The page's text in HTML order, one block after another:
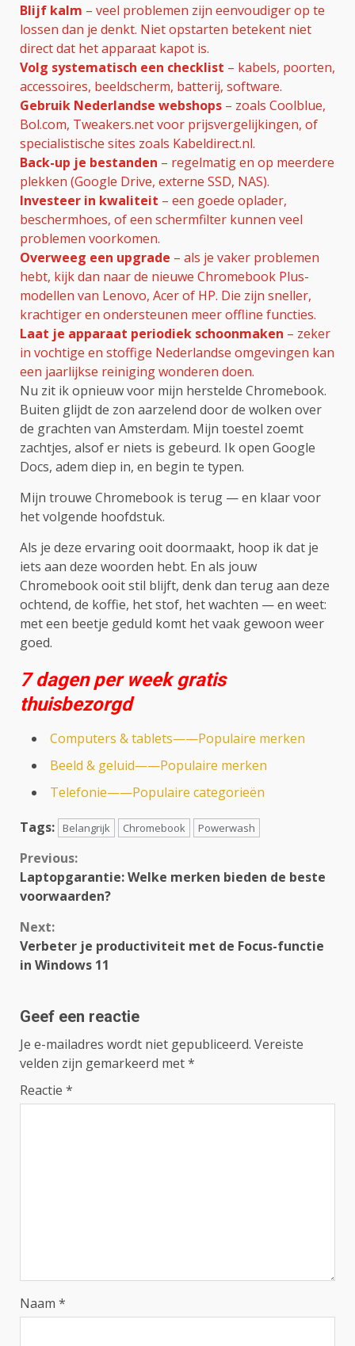
Blijf kalm – veel problemen zijn eenvoudiger op te
lossen dan je denkt. Niet opstarten betekent niet
direct dat het apparaat kapot is.
Volg systematisch een checklist – kabels, poorten,
accessoires, beeldscherm, batterij, software.
Gebruik Nederlandse webshops – zoals Coolblue,
Bol.com, Tweakers.net voor prijsvergelijkingen, of
specialistische sites zoals Kabeldirect.nl.
Back-up je bestanden – regelmatig en op meerdere
plekken (Google Drive, externe SSD, NAS).
Investeer in kwaliteit – een goede oplader,
beschermhoes, of een schermfilter kunnen veel
problemen voorkomen.
Overweeg een upgrade – als je vaker problemen
hebt, kijk dan naar de nieuwe Chromebook Plus-
modellen van Lenovo, Acer of HP. Die zijn sneller,
krachtiger en ondersteunen meer offline functies.
Laat je apparaat periodiek schoonmaken – zeker
in vochtige en stoffige Nederlandse omgevingen kan
een jaarlijkse reiniging wonderen doen.
Nu zit ik opnieuw voor mijn herstelde Chromebook.
Buiten glijdt de zon aarzelend door de wolken over
de grachten van Amsterdam. Mijn toestel zoemt
zachtjes, alsof er niets is gebeurd. Ik open Google
Docs, adem diep in, en begin te typen.
Mijn trouwe Chromebook is terug — en klaar voor
het volgende hoofdstuk.
Als je deze ervaring ooit doormaakt, hoop ik dat je
iets aan deze woorden hebt. En als jouw
Chromebook ooit stil blijft, denk dan terug aan deze
ochtend, de koffie, het stof, het wachten — en weet:
met een beetje geduld komt het vaak gewoon weer
goed.
7 dagen per week gratis
thuisbezorgd
Computers & tablets——Populaire merken
Beeld & geluid——Populaire merken
Telefonie——Populaire categorieën
Tags:
Belangrijk Chromebook Powerwash
Continue
Reading
Previous:
Laptopgarantie: Welke merken bieden de beste
voorwaarden?
Next:
Verbeter je productiviteit met de Focus-functie
in Windows 11
Geef een reactie
Je e-mailadres wordt niet gepubliceerd. Vereiste
velden zijn gemarkeerd met*
Reactie *
Naam *